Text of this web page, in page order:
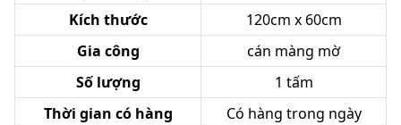
Kích thước
120cm x 60cm
Gia công
cán màng mờ
Số lượng
1 tấm
Thời gian có hàng
Có hàng trong ngày